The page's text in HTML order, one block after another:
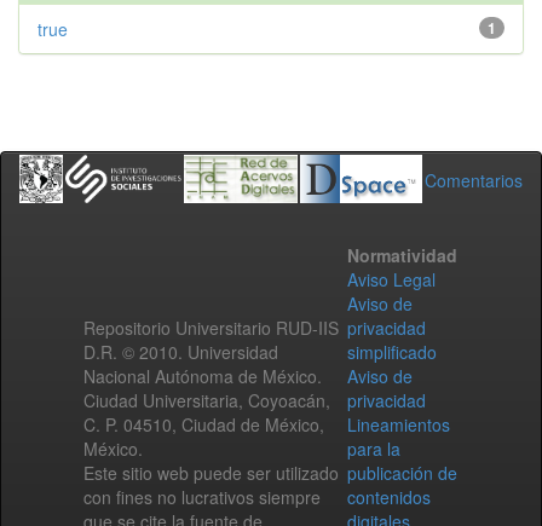
1
true
Comentarios
Repositorio Universitario RUD-IIS
D.R. © 2010. Universidad
Nacional Autónoma de México.
Ciudad Universitaria, Coyoacán,
C. P. 04510, Ciudad de México,
México.
Este sitio web puede ser utilizado
con fines no lucrativos siempre
que se cite la fuente de
Normatividad
Aviso Legal
Aviso de
privacidad
simplificado
Aviso de
privacidad
Lineamientos
para la
publicación de
contenidos
digitales